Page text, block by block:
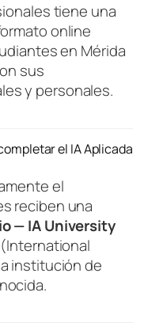
tiene una
online
en Mérida
sus
y personales.
el IA Aplicada
el
reciben una
— IA University
(International
institución de